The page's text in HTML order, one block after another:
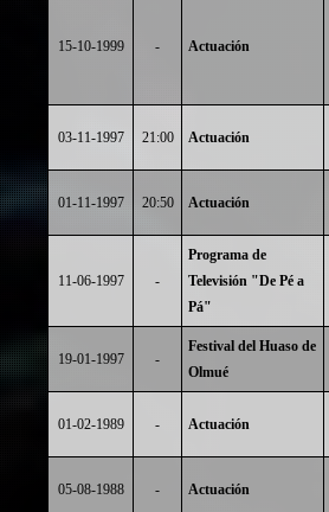
15-10-1999 - Actuación
03-11-1997 21:00 Actuación
01-11-1997 20:50 Actuación
11-06-1997 -
Programa de
Televisión "De Pé a
Pá"
19-01-1997 -
Festival del Huaso de
Olmué
01-02-1989 - Actuación
05-08-1988 - Actuación